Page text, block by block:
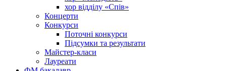
хор відділу «Спів»
Концерти
Конкурси
Поточні конкурси
Підсумки та результати
Майстер-класи
Лауреати